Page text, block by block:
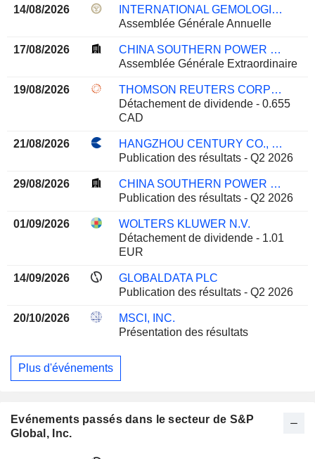
14/08/2026
INTERNATIONAL GEMOLOGICAL INSTITUTE LIMITED
Assemblée Générale Annuelle
17/08/2026
CHINA SOUTHERN POWER GRID TECHNOLOGY CO.,LTD
Assemblée Générale Extraordinaire
19/08/2026
THOMSON REUTERS CORPORATION
Détachement de dividende - 0.655
CAD
21/08/2026
HANGZHOU CENTURY CO., LTD
Publication des résultats - Q2 2026
29/08/2026
CHINA SOUTHERN POWER GRID TECHNOLOGY CO.,LTD
Publication des résultats - Q2 2026
01/09/2026
WOLTERS KLUWER N.V.
Détachement de dividende - 1.01
EUR
14/09/2026
GLOBALDATA PLC
Publication des résultats - Q2 2026
20/10/2026
MSCI, INC.
Présentation des résultats
Plus d'événements
Evénements passés dans le secteur de S&P
Global, Inc.